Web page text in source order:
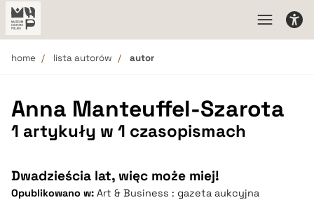
home lista autorów autor
Anna Manteuffel-Szarota
1 artykuły w 1 czasopismach
Dwadzieścia lat, więc może miej!
Opublikowano w: Art & Business : gazeta aukcyjna